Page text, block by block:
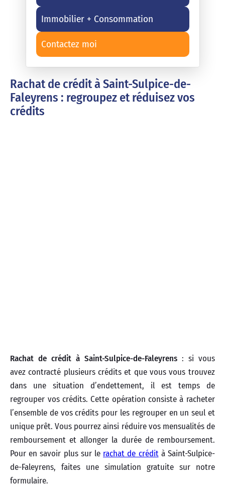
Immobilier + Consommation
Contactez moi
Rachat de crédit à Saint-Sulpice-de-
Faleyrens : regroupez et réduisez vos
crédits
Rachat de crédit à Saint-Sulpice-de-Faleyrens: si vous
avez contracté plusieurs crédits et que vous vous trouvez
dans une situation d’endettement, il est temps de
regrouper vos crédits. Cette opération consiste à racheter
l’ensemble de vos crédits pour les regrouper en un seul et
unique prêt. Vous pourrez ainsi réduire vos mensualités de
remboursement et allonger la durée de remboursement.
Pour en savoir plus sur le rachat de crédità Saint-Sulpice-
de-Faleyrens, faites une simulation gratuite sur notre
formulaire.